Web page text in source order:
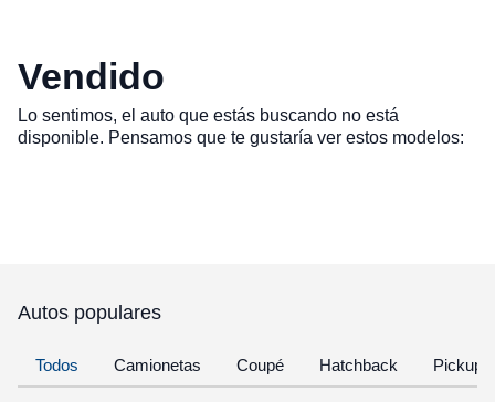
Vendido
Lo sentimos, el auto que estás buscando no está
disponible. Pensamos que te gustaría ver estos modelos:
Autos populares
Todos Camionetas Coupé Hatchback Pickup